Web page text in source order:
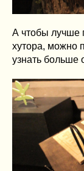
А чтобы лучше
хутора, можно
узнать больше